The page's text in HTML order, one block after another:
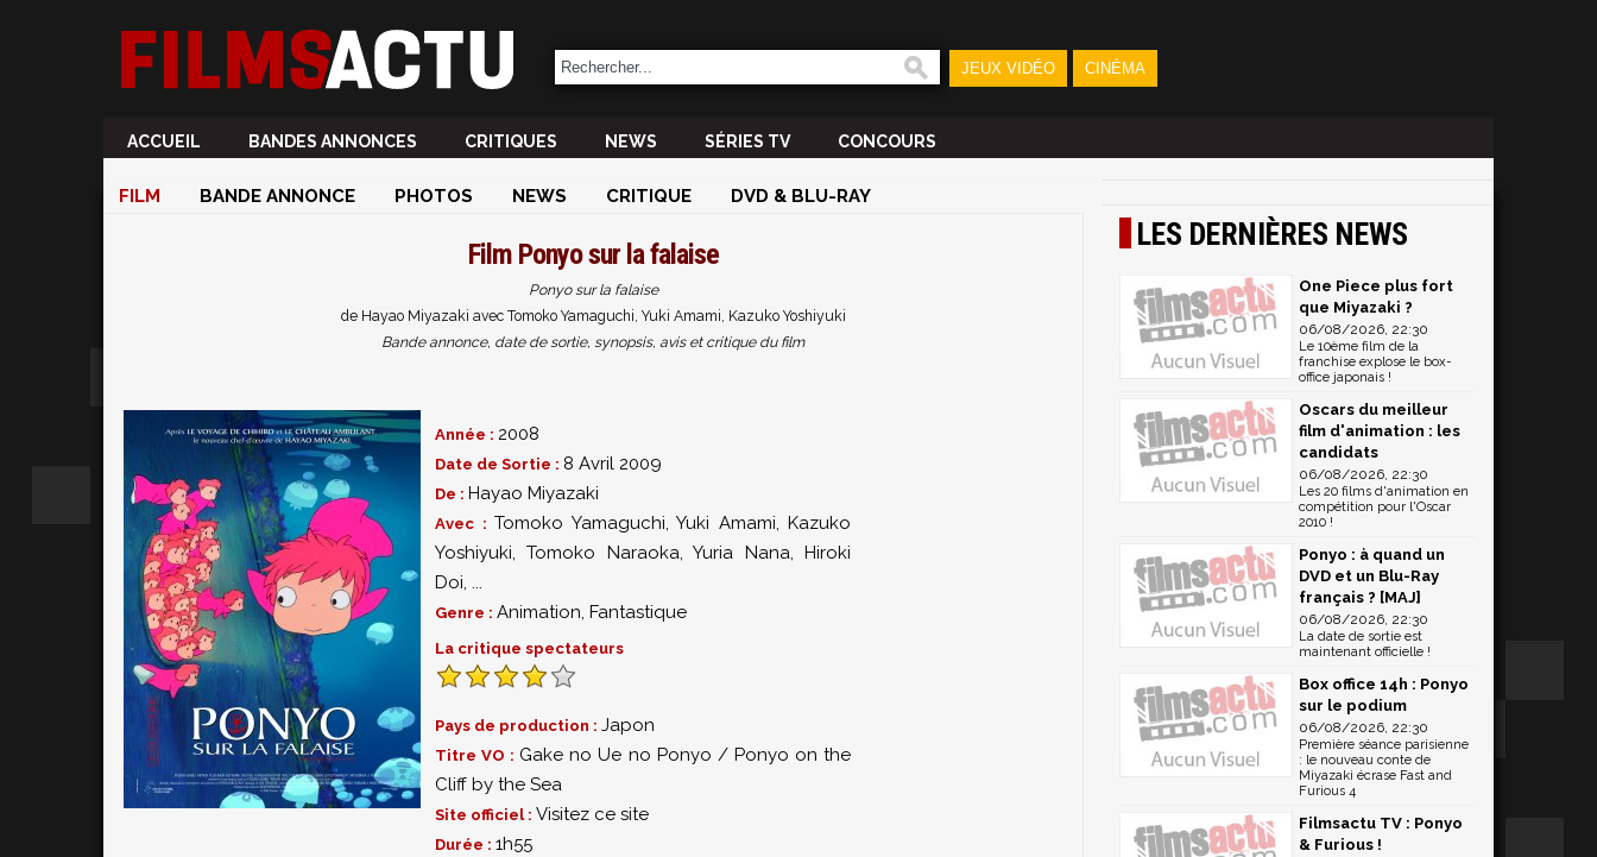
JEUX VIDÉO CINÉMA
ACCUEIL BANDES ANNONCES CRITIQUES NEWS SÉRIES TV CONCOURS
FILM BANDE ANNONCE PHOTOS NEWS CRITIQUE DVD & BLU-RAY
Film Ponyo sur la falaise
Ponyo sur la falaise
de Hayao Miyazaki avec Tomoko Yamaguchi, Yuki Amami, Kazuko Yoshiyuki
Bande annonce, date de sortie, synopsis, avis et critique du film
Année : 2008
Date de Sortie : 8 Avril 2009
De : Hayao Miyazaki
Avec : Tomoko Yamaguchi, Yuki Amami, Kazuko
Yoshiyuki,Tomoko Naraoka,Yuria Nana,Hiroki
Doi, ...
Genre : Animation, Fantastique
La critique spectateurs
Pays de production : Japon
Titre VO : Gake no Ue no Ponyo / Ponyo on the
Cliff by the Sea
Site officiel : Visitez ce site
Durée : 1h55
LES DERNIÈRES NEWS
One Piece plus fort
que Miyazaki ?
06/08/2026, 22:30
Le 10ème film de la
franchise explose le box-
office japonais !
Oscars du meilleur
film d'animation : les
candidats
06/08/2026, 22:30
Les 20 films d'animation en
compétition pour l'Oscar
2010 !
Ponyo : à quand un
DVD et un Blu-Ray
français ? [MAJ]
06/08/2026, 22:30
La date de sortie est
maintenant officielle !
Box office 14h : Ponyo
sur le podium
06/08/2026, 22:30
Première séance parisienne
: le nouveau conte de
Miyazaki écrase Fast and
Furious 4
Filmsactu TV : Ponyo
& Furious !